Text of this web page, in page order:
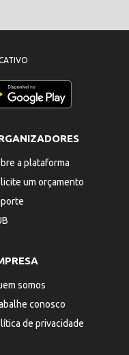
a plataforma
um orçamento
somos
conosco
de privacidade